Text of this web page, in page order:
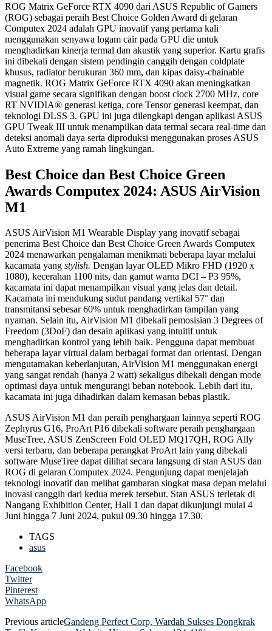
ROG Matrix GeForce RTX 4090 dari ASUS Republic of Gamers
(ROG) sebagai peraih Best Choice Golden Award di gelaran
Computex 2024 adalah GPU inovatif yang pertama kali
menggunakan senyawa logam cair pada GPU die untuk
menghadirkan kinerja termal dan akustik yang superior. Kartu grafis
ini dibekali dengan sistem pendingin canggih dengan coldplate
khusus, radiator berukuran 360 mm, dan kipas daisy-chainable
magnetik. ROG Matrix GeForce RTX 4090 akan meningkatkan
visual game secara signifikan dengan boost clock 2700 MHz, core
RT NVIDIA® generasi ketiga, core Tensor generasi keempat, dan
teknologi DLSS 3. GPU ini juga dilengkapi dengan aplikasi ASUS
GPU Tweak III untuk menampilkan data termal secara real-time dan
deteksi anomali daya serta diproduksi menggunakan proses ASUS
Auto Extreme yang ramah lingkungan.
Best Choice dan Best Choice Green
Awards Computex 2024: ASUS AirVision
M1
ASUS AirVision M1 Wearable Display yang inovatif sebagai
penerima Best Choice dan Best Choice Green Awards Computex
2024 menawarkan pengalaman menikmati beberapa layar melalui
kacamata yang stylish. Dengan layar OLED Mikro FHD (1920 x
1080), kecerahan 1100 nits, dan gamut warna DCI – P3 95%,
kacamata ini dapat menampilkan visual yang jelas dan detail.
Kacamata ini mendukung sudut pandang vertikal 57° dan
transmitansi sebesar 60% untuk menghadirkan tampilan yang
nyaman. Selain itu, AirVision M1 dibekali pemosisian 3 Degrees of
Freedom (3DoF) dan desain aplikasi yang intuitif untuk
menghadirkan kontrol yang lebih baik. Pengguna dapat membuat
beberapa layar virtual dalam berbagai format dan orientasi. Dengan
mengutamakan keberlanjutan, AirVision M1 menggunakan energi
yang sangat rendah (hanya 2 watt) sekaligus dibekali dengan mode
optimasi daya untuk mengurangi beban notebook. Lebih dari itu,
kacamata ini juga dihadirkan dalam kemasan bebas plastik.
ASUS AirVision M1 dan peraih penghargaan lainnya seperti ROG
Zephyrus G16, ProArt P16 dibekali software peraih penghargaan
MuseTree, ASUS ZenScreen Fold OLED MQ17QH, ROG Ally
versi terbaru, dan beberapa perangkat ProArt lain yang dibekali
software MuseTree dapat dilihat secara langsung di stan ASUS dan
ROG di gelaran Computex 2024. Pengunjung dapat menjelajah
teknologi inovatif dan melihat gambaran singkat masa depan melalui
inovasi canggih dari kedua merek tersebut. Stan ASUS terletak di
Nangang Exhibition Center, Hall 1 dan dapat dikunjungi mulai 4
Juni hingga 7 Juni 2024, pukul 09.30 hingga 17.30.
TAGS
asus
Facebook
Twitter
Pinterest
WhatsApp
Previous articleGandeng Perfect Corp, Wardah Sukses Dongkrak